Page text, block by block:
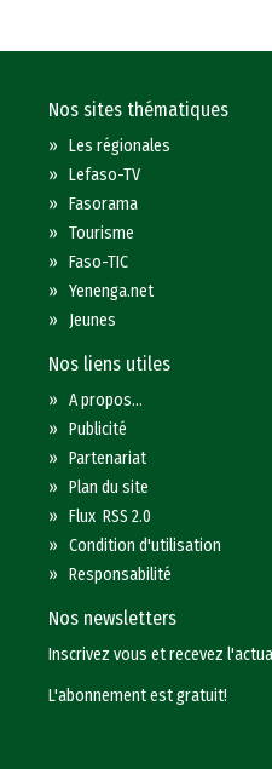
Nos sites thématiques
»Les régionales
»Lefaso-TV
»Fasorama
»Tourisme
»Faso-TIC
»Yenenga.net
» Jeunes
Nos liens utiles
»A propos...
»Publicité
»Partenariat
»Plan du site
»Flux RSS 2.0
»Condition d'utilisation
»Responsabilité
Nos newsletters
Inscrivez vous et recevez
L'abonnement est gratuit!